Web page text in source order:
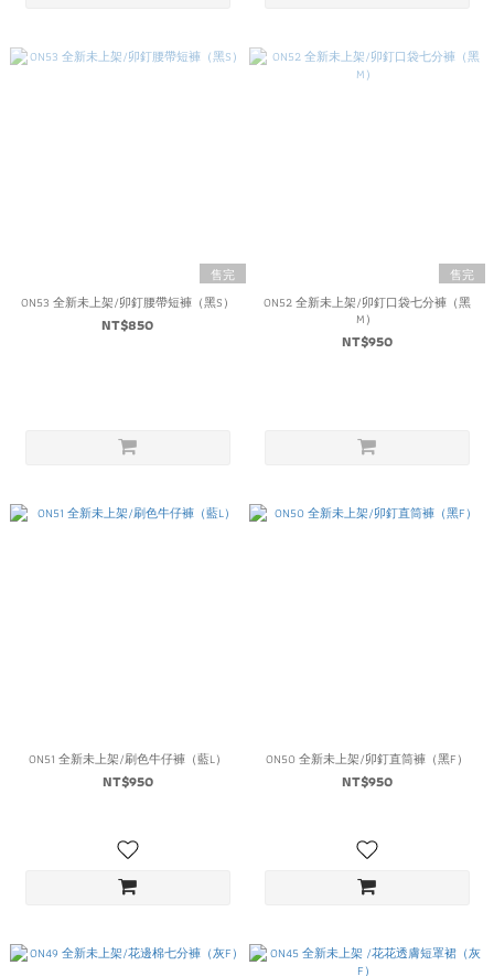
售完
ON53 全新未上架/卯釘腰帶短褲（黑S）
NT$850
售完
ON52 全新未上架/卯釘口袋七分褲（黑
M）
NT$950
ON51 全新未上架/刷色牛仔褲（藍L）
NT$950
ON50 全新未上架/卯釘直筒褲（黑F）
NT$950